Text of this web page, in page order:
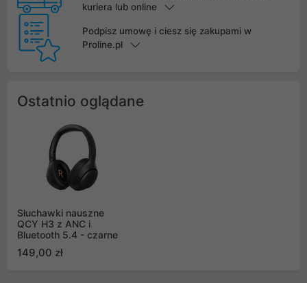
kuriera lub online
Podpisz umowę i ciesz się zakupami w
Proline.pl
Ostatnio oglądane
Słuchawki nauszne
QCY H3 z ANC i
Bluetooth 5.4 - czarne
149,00 zł